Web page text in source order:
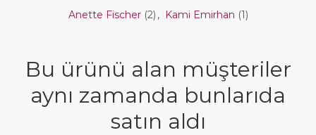
Anette Fischer (2) , Kami Emirhan (1)
Bu ürünü alan müşteriler
aynı zamanda bunlarıda
satın aldı